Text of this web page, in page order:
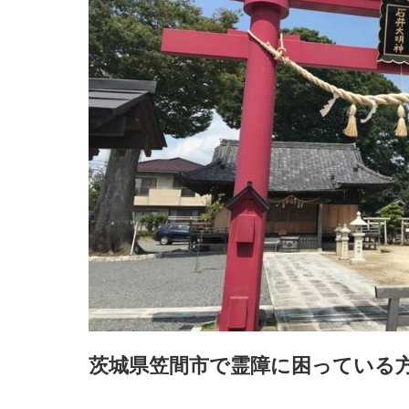
茨城県笠間市で霊障に困っている